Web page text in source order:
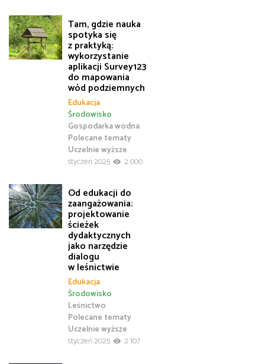
Tam, gdzie nauka
spotyka się
z praktyką:
wykorzystanie
aplikacji Survey123
do mapowania
wód podziemnych
Edukacja
Gospodarka wodna
Polecane tematy
Środowisko
Uczelnie wyższe
styczeń 2025
2 000
Od edukacji do
zaangażowania:
projektowanie
ścieżek
dydaktycznych
jako narzędzie
dialogu
w leśnictwie
Edukacja
Leśnictwo
Polecane tematy
Środowisko
Uczelnie wyższe
styczeń 2025
2 107